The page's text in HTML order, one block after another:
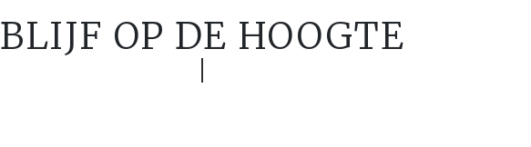
BLIJF OP DE HOOGTE